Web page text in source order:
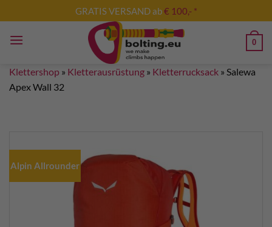
Inhalt
springen
GRATIS VERSAND ab€ 100,- *
0
Klettershop » Kletterausrüstung » Kletterrucksack » Salewa
Apex Wall 32
Alpin Allrounder